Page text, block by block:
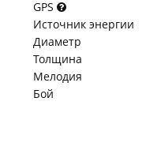
GPS
Источник энергии
Диаметр
Толщина
Мелодия
Бой